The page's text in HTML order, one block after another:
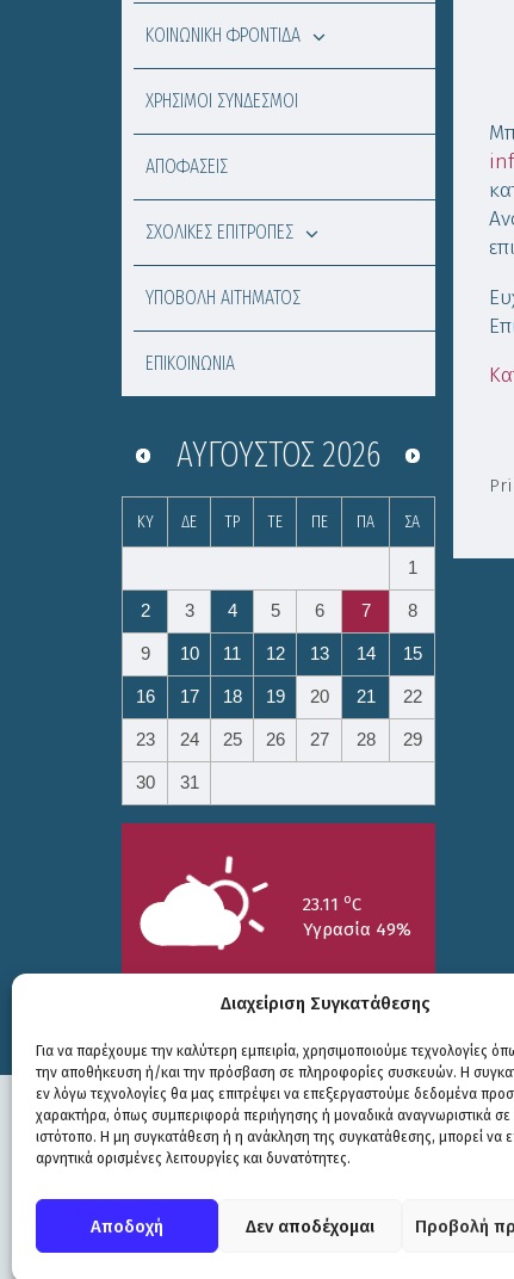
Διαχείριση Συγκατάθεσης
Για να παρέχουμε την καλύτερη εμπειρία, χρησιμοποιούμε τεχνολογίες
την αποθήκευση ή/και την πρόσβαση σε πληροφορίες συσκευών. Η
εν λόγω τεχνολογίες θα μας επιτρέψει να επεξεργαστούμε δεδομένα
χαρακτήρα, όπως συμπεριφορά περιήγησης ή μοναδικά αναγνωριστικά σε
ιστότοπο. Η μη συγκατάθεση ή η ανάκληση της συγκατάθεσης, μπορεί να
αρνητικά ορισμένες λειτουργίες και δυνατότητες.
Αποδοχή Δεν αποδέχομαι Προβολή
ΚΟΙΝΩΝΙΚΗ ΦΡΟΝΤΙΔΑ
ΧΡΗΣΙΜΟΙ ΣΥΝΔΕΣΜΟΙ
ΑΠΟΦΑΣΕΙΣ
ΣΧΟΛΙΚΕΣ ΕΠΙΤΡΟΠΕΣ
ΥΠΟΒΟΛΗ ΑΙΤΗΜΑΤΟΣ
ΕΠΙΚΟΙΝΩΝΙΑ
ΑΎΓΟΥΣΤΟΣ 2026
ΚΥ ΔΕ ΤΡ ΤΕ ΠΕ ΠΑ ΣΑ
1
2 3 4 5 6 7 8
9 10 11 12 13 14 15
16 17 18 19 20 21 22
23 24 25 26 27 28 29
30 31
23.11 oC
Υγρασία 49%
25/7
15.73oC
26/7
17.99oC
27/7
20.94oC
© COPYRIGHT ΔΗΜΟΣ ΣΟΥΛΙΟΥ 2026
WEB DEVELOPMENT BYΕΓΚΡΙΤΟΣ GROUP|